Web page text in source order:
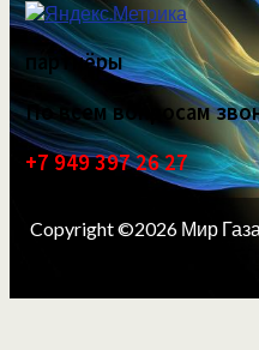
партнёры
По всем вопросам
+7 949 397 26 27
Copyright ©2026 Мир